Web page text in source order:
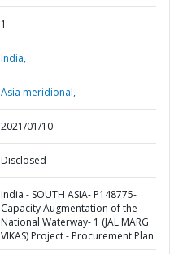
1
India,
Asia meridional,
2021/01/10
Disclosed
India - SOUTH ASIA- P148775-
Capacity Augmentation of the
National Waterway- 1 (JAL MARG
VIKAS) Project - Procurement Plan